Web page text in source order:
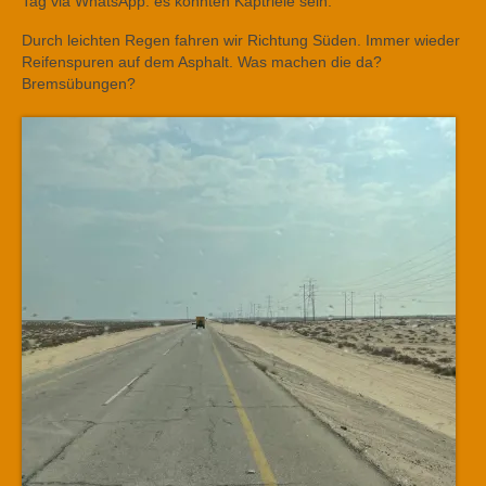
Durch leichten Regen fahren wir Richtung Süden. Immer wieder
Reifenspuren auf dem Asphalt. Was machen die da?
Bremsübungen?